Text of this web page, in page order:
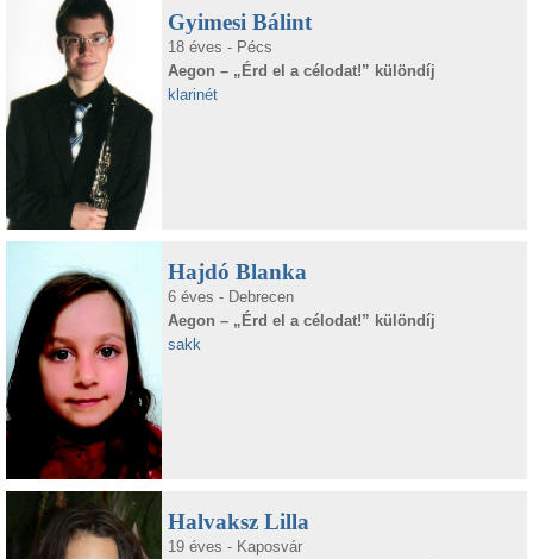
Gyimesi Bálint
18 éves - Pécs
Aegon – „Érd el a célodat!” különdíj
klarinét
Hajdó Blanka
6 éves - Debrecen
Aegon – „Érd el a célodat!” különdíj
sakk
Halvaksz Lilla
19 éves - Kaposvár